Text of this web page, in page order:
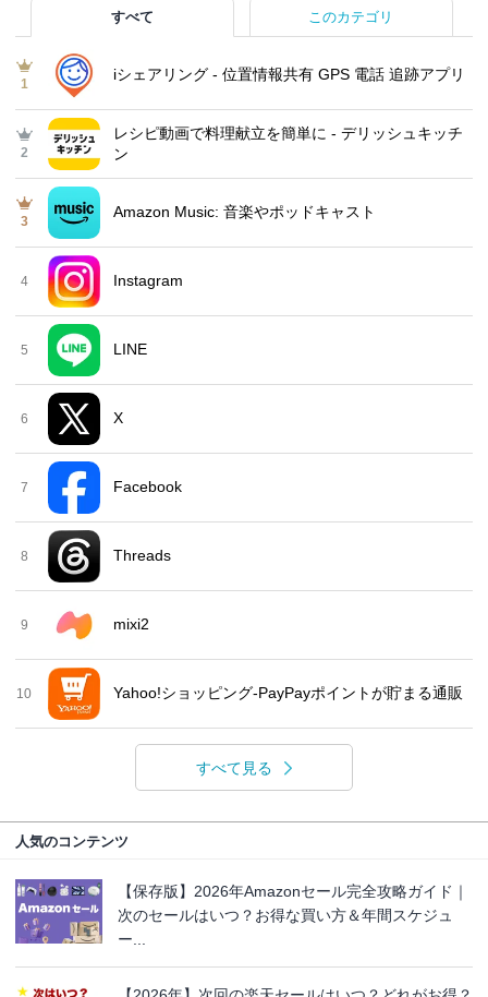
すべて このカテゴリ
1
iシェアリング - 位置情報共有 GPS 電話 追跡アプリ
2
レシピ動画で料理献立を簡単‪に - デリッシュキッチ
ン
3
Amazon Music: 音楽やポッドキャスト
4 Instagram
5 LINE
6 X
7 Facebook
8 Threads
9 mixi2
10 Yahoo!ショッピング-PayPayポイントが貯まる通販
すべて見る
人気のコンテンツ
【保存版】2026年Amazonセール完全攻略ガイド｜
次のセールはいつ？お得な買い方＆年間スケジュ
ー...